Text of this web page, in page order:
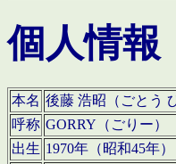
個人情報
本名 後藤 浩昭（ごとう
呼称 GORRY（ごりー）
出生 1970年（昭和45年）